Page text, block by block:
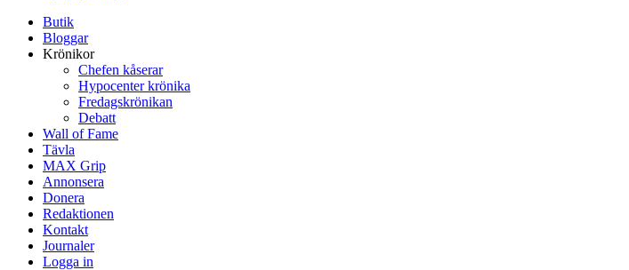
Butik
Bloggar
Krönikor
Chefen kåserar
Hypocenter krönika
Fredagskrönikan
Debatt
Wall of Fame
Tävla
MAX Grip
Annonsera
Donera
Redaktionen
Kontakt
Journaler
Logga in